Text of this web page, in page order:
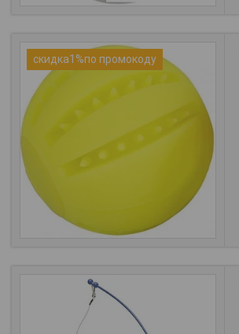
скидка1%по промокоду